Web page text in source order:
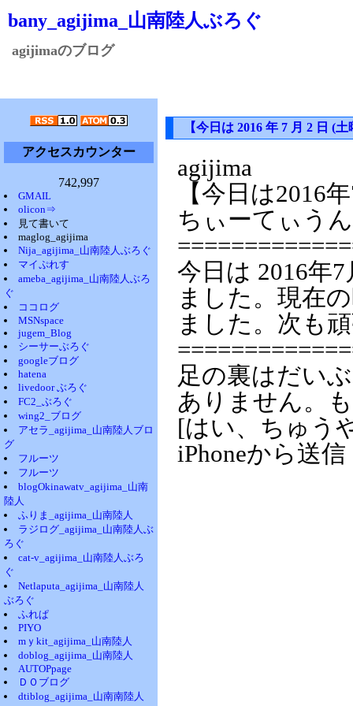
bany_agijima_山南陸人ぶろぐ
agijimaのブログ
アクセスカウンター
742,997
GMAIL
olicon⇒
見て書いて
maglog_agijima
Nija_agijima_山南陸人ぶろぐ
マイぷれす
ameba_agijima_山南陸人ぶろ
ぐ
ココログ
MSNspace
jugem_Blog
シーサーぶろぐ
googleブログ
hatena
livedoor ぶろぐ
FC2_ぶろぐ
wing2_ブログ
アセラ_agijima_山南陸人ブロ
グ
フルーツ
フルーツ
blogOkinawatv_agijima_山南
陸人
ふりま_agijima_山南陸人
ラジログ_agijima_山南陸人ぶ
ろぐ
cat-v_agijima_山南陸人ぶろ
ぐ
Netlaputa_agijima_山南陸人
ぶろぐ
ふれぱ
PIYO
mｙkit_agijima_山南陸人
doblog_agijima_山南陸人
AUTOPpage
ＤＯブログ
dtiblog_agijima_山南南陸人
【今日は 2016 年 7 月 2 日 (
agijima
【今日は2016
ちぃーてぃう
今日は 2016年
ました。現在
ました。次も
足の裏はだい
ありません。
[はい、ちゅう
iPhoneから送信